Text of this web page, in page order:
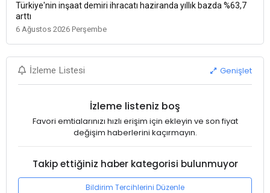
Türkiye'nin inşaat demiri ihracatı haziranda yıllık bazda %63,7
arttı
6 Ağustos 2026 Perşembe
İzleme Listesi Genişlet
İzleme listeniz boş
Favori emtialarınızı hızlı erişim için ekleyin ve son fiyat
değişim haberlerini kaçırmayın.
Takip ettiğiniz haber kategorisi bulunmuyor
Bildirim Tercihlerini Düzenle